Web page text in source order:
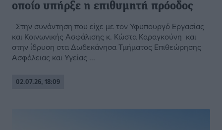
οποίο υπήρξε η επιθυμητή πρόοδος
Στην συνάντηση που είχε με τον Υφυπουργό Εργασίας
και Κοινωνικής Ασφάλισης κ. Κώστα Καραγκούνη και
στην ίδρυση στα Δωδεκάνησα Τμήματος Επιθεώρησης
Ασφάλειας και Υγείας ...
02.07.26, 18:09